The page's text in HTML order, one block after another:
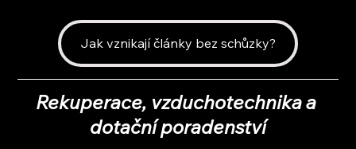
Jak vznikají články bez schůzky?
Rekuperace, vzduchotechnika a
dotační poradenství